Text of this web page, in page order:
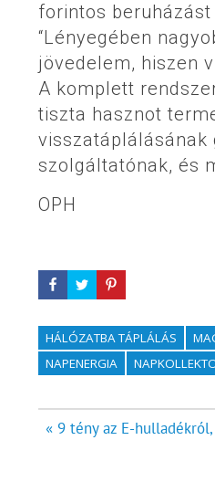
forintos
“Lényegében
jövedelem, hiszen
A komplett
tiszta hasznot
szolgáltatónak, és
OPH
HÁLÓZATBA TÁPLÁLÁS
NAPENERGIA
Bejegyzés
« 9 tény az E-